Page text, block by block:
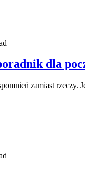
dla
zamiast